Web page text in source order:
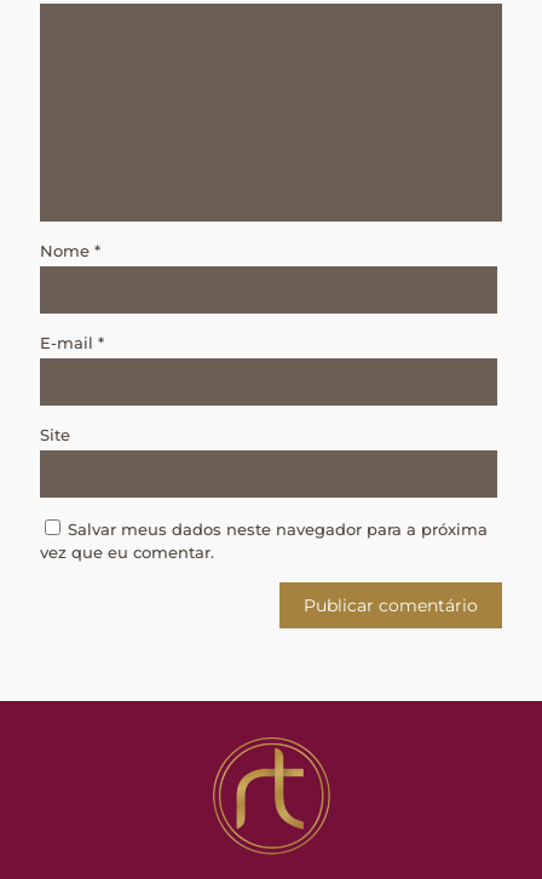
Nome *
E-mail *
Site
Salvar meus dados neste navegador para a próxima
vez que eu comentar.